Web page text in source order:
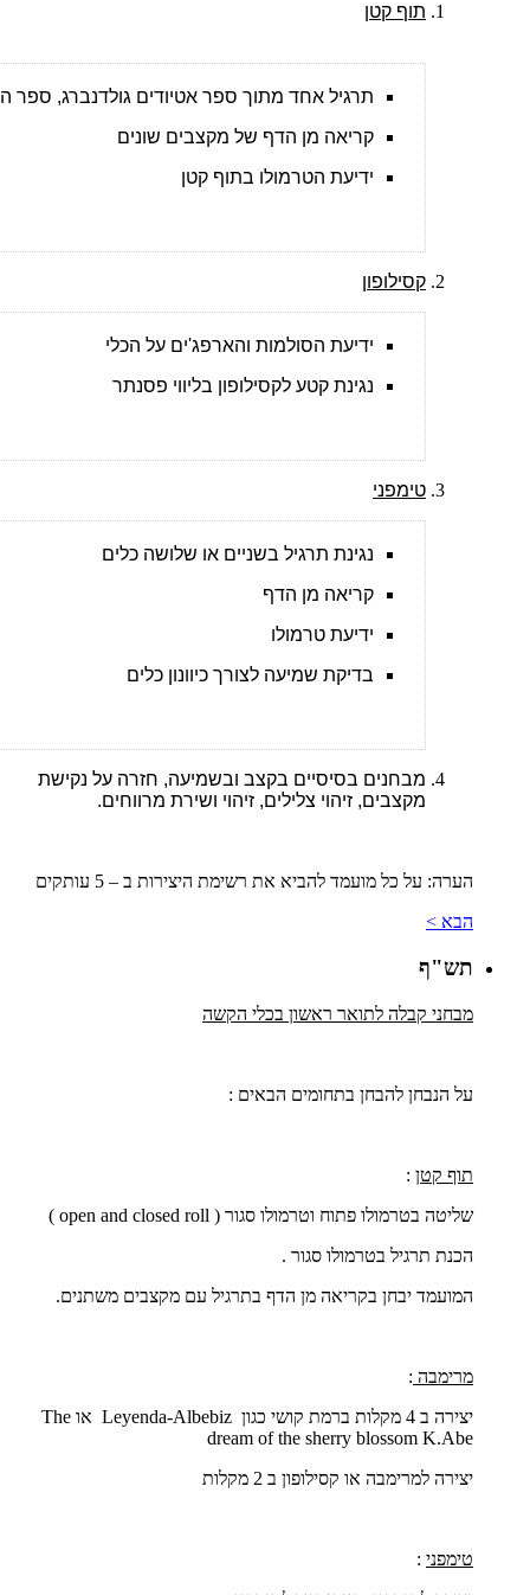
תוף קטן
תרגיל אחד מתוך ספר אטיודים גולדנברג, ספר
קריאה מן הדף של מקצבים שונים
ידיעת הטרמולו בתוף קטן
קסילופון
ידיעת הסולמות והארפג'ים על הכלי
נגינת קטע לקסילופון בליווי פסנתר
טימפני
נגינת תרגיל בשניים או שלושה כלים
קריאה מן הדף
ידיעת טרמולו
בדיקת שמיעה לצורך כיוונון כלים
מבחנים בסיסיים בקצב ובשמיעה, חזרה על נקישת
מקצבים, זיהוי צלילים, זיהוי ושירת מרווחים.
הערה: על כל מועמד להביא את רשימת היצירות ב – 5 עותקים
הבא >
תש"ף
מבחני קבלה לתואר ראשון בכלי הקשה
על הנבחן להבחן בתחומים הבאים :
תוף קטן :
שליטה בטרמולו פתוח וטרמולו סגור ( open and closed roll
)
הכנת תרגיל בטרמולו סגור .
המועמד יבחן בקריאה מן הדף בתרגיל עם מקצבים משתנים.
מרימבה :
יצירה ב 4 מקלות ברמת קושי כגון
Leyenda-Albebiz או The
dream of the sherry blossom K.Abe
יצירה למרימבה או קסילופון ב 2 מקלות
טימפני :